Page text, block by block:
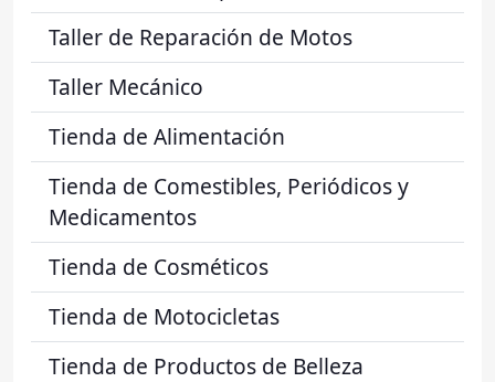
Taller de Reparación de Motos
Taller Mecánico
Tienda de Alimentación
Tienda de Comestibles, Periódicos y
Medicamentos
Tienda de Cosméticos
Tienda de Motocicletas
Tienda de Productos de Belleza